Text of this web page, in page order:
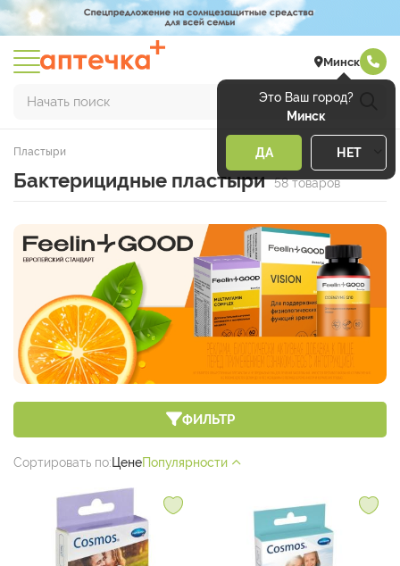
Минск
Это Ваш город?
Минск
ДА НЕТ
Начать поиск
Пластыри
Бактерицидные пластыри 58 товаров
ФИЛЬТР
Сортировать по: ЦенеПопулярности